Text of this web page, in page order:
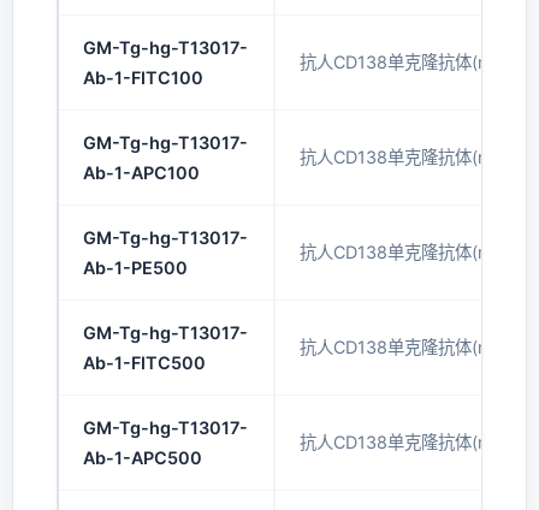
GM-Tg-hg-T13017-
Ab-1-FITC100
抗人CD138单克隆抗体
GM-Tg-hg-T13017-
Ab-1-APC100
抗人CD138单克隆抗体
GM-Tg-hg-T13017-
Ab-1-PE500
抗人CD138单克隆抗体
GM-Tg-hg-T13017-
Ab-1-FITC500
抗人CD138单克隆抗体
GM-Tg-hg-T13017-
Ab-1-APC500
抗人CD138单克隆抗体